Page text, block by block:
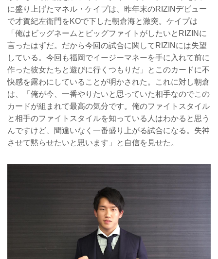
に盛り上げたマネル・ケイプは、昨年末のRIZINデビュー
で才賀紀左衛門をKOで下した朝倉海と激突。ケイプは
「俺はビッグネームとビッグファイトがしたいとRIZINに
言ったはずだ。だから今回の試合に関してRIZINには失望
している。今回も福岡でイージーマネーを手に入れて前に
作った彼女たちと遊びに行くつもりだ」とこのカードに不
快感を露わにしていることが明かされた。これに対し朝倉
は、「俺が今、一番やりたいと思っていた相手なのでこの
カードが組まれて最高の気分です。俺のファイトスタイル
と相手のファイトスタイルを知っている人はわかると思う
んですけど、間違いなく一番盛り上がる試合になる。失神
させて黙らせたいと思います」と自信を見せた。